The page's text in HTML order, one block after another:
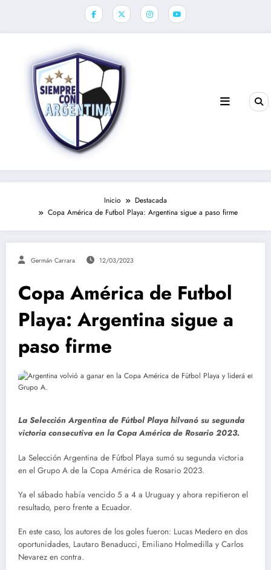
Inicio
Destacada
Copa América de Futbol Playa: Argentina sigue a paso firme
Germán Carrara 12/03/2023
Copa América de Futbol
Playa: Argentina sigue a
paso firme
La Selección Argentina de Fútbol Playa hilvanó su segunda
victoria consecutiva en la Copa América de Rosario 2023.
La Selección Argentina de Fútbol Playa sumó su segunda victoria
en el Grupo A de la Copa América de Rosario 2023.
Ya el sábado había vencido 5 a 4 a Uruguay y ahora repitieron el
resultado, pero frente a Ecuador.
En este caso, los autores de los goles fueron: Lucas Medero en dos
oportunidades, Lautaro Benaducci, Emiliano Holmedilla y Carlos
Nevarez en contra.